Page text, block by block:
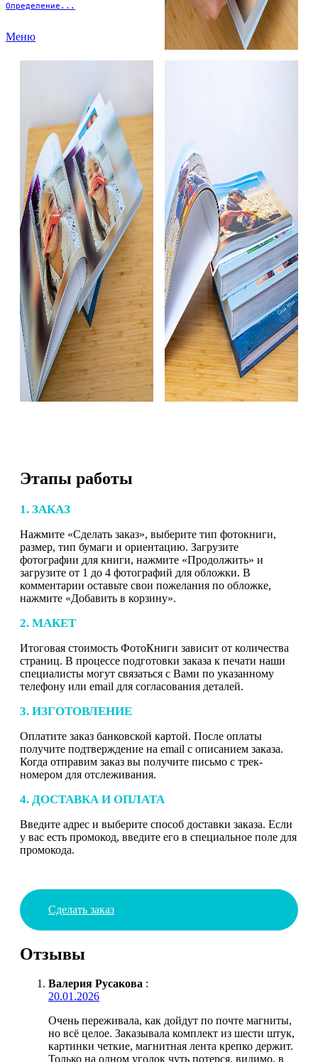
Определение...
Меню
Этапы работы
1. ЗАКАЗ
Нажмите «Сделать заказ», выберите тип фотокниги,
размер, тип бумаги и ориентацию. Загрузите
фотографии для книги, нажмите «Продолжить» и
загрузите от 1 до 4 фотографий для обложки. В
комментарии оставьте свои пожелания по обложке,
нажмите «Добавить в корзину».
2. МАКЕТ
Итоговая стоимость ФотоКниги зависит от количества
страниц. В процессе подготовки заказа к печати наши
специалисты могут связаться с Вами по указанному
телефону или email для согласования деталей.
3. ИЗГОТОВЛЕНИЕ
Оплатите заказ банковской картой. После оплаты
получите подтверждение на email с описанием заказа.
Когда отправим заказ вы получите письмо с трек-
номером для отслеживания.
4. ДОСТАВКА И ОПЛАТА
Введите адрес и выберите способ доставки заказа. Если
у вас есть промокод, введите его в специальное поле для
промокода.
Сделать заказ
Отзывы
Валерия Русакова :
20.01.2026
Очень переживала, как дойдут по почте магниты,
но всё целое. Заказывала комплект из шести штук,
картинки четкие, магнитная лента крепко держит.
Только на одном уголок чуть потерся, видимо, в